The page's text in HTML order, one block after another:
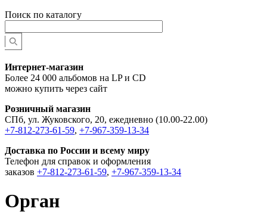
Поиск по каталогу
Интернет-магазин
Более 24 000 альбомов на LP и CD
можно купить через сайт
Розничный магазин
СПб, ул. Жуковского, 20, ежедневно (10.00-22.00)
+7-812-273-61-59, +7-967-359-13-34
Доставка по России и всему миру
Телефон для справок и оформления
заказов +7-812-273-61-59, +7-967-359-13-34
Орган